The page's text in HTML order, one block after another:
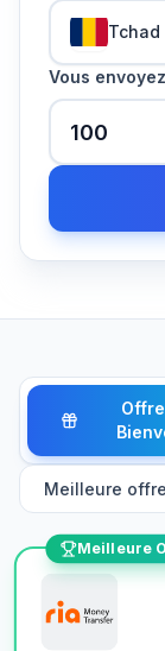
Tchad
Vous envoyez
Meilleure